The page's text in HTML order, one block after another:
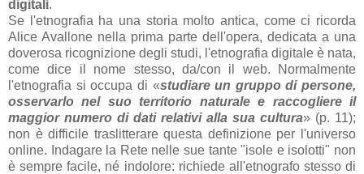
digitali.
Se l'etnografia ha una storia molto antica, come ci ricorda
Alice Avallone nella prima parte dell'opera, dedicata a una
doverosa ricognizione degli studi, l'etnografia digitale è nata,
come dice il nome stesso, da/con il web. Normalmente
l'etnografia si occupa di «studiare un gruppo di persone,
osservarlo nel suo territorio naturale e raccogliere il
maggior numero di dati relativi alla sua cultura» (p. 11);
non è difficile traslitterare questa definizione per l'universo
online. Indagare la Rete nelle sue tante "isole e isolotti" non
è sempre facile, né indolore: richiede all'etnografo stesso di